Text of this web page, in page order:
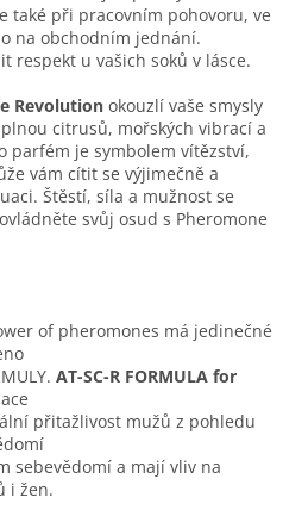
také při pracovním pohovoru, ve
na obchodním jednání.
respekt u vašich soků v lásce.
Revolution okouzlí vaše smysly
citrusů, mořských vibrací a
parfém je symbolem vítězství,
vám cítit se výjimečně a
Štěstí, síla a mužnost se
svůj osud s Pheromone
of pheromones má jedinečné
AT-SC-R FORMULA for
přitažlivost mužů z pohledu
sebevědomí a mají vliv na
i žen.